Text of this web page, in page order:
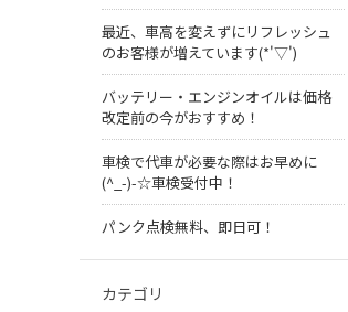
最近、車高を変えずにリフレッシュ
のお客様が増えています(*'▽')
バッテリー・エンジンオイルは価格
改定前の今がおすすめ！
車検で代車が必要な際はお早めに
(^_-)-☆車検受付中！
パンク点検無料、即日可！
カテゴリ